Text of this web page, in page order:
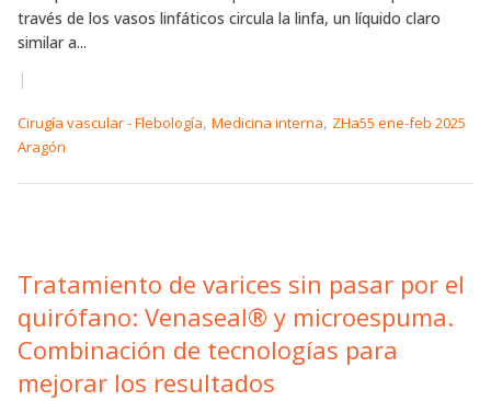
través de los vasos linfáticos circula la linfa, un líquido claro
similar a...
|
Cirugía vascular - Flebología, Medicina interna, ZHa55 ene-feb 2025
Aragón
Tratamiento de varices sin pasar por el
quirófano: Venaseal® y microespuma.
Combinación de tecnologías para
mejorar los resultados